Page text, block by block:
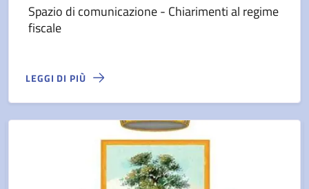
Spazio di comunicazione - Chiarimenti al regime
fiscale
LEGGI DI PIÙ